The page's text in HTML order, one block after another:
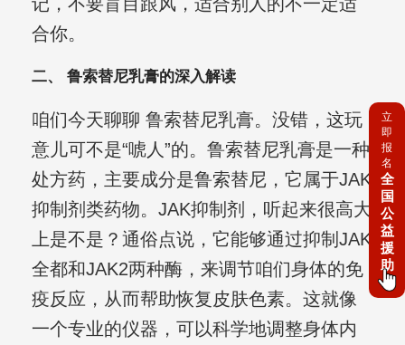
合你。
二、 鲁索替尼乳膏的深入解读
咱们今天聊聊 鲁索替尼乳膏。没错，这玩
意儿可不是“唬人”的。鲁索替尼乳膏是一种
处方药，主要成分是鲁索替尼，它属于JAK
抑制剂类药物。JAK抑制剂，听起来很高大
上是不是？通俗点说，它能够通过抑制JAK
全都和JAK2两种酶，来调节咱们身体的免
疫反应，从而帮助恢复皮肤色素。这就像
一个专业的仪器，可以科学地调整身体内
立
即
报
名
全
国
公
益
援
助